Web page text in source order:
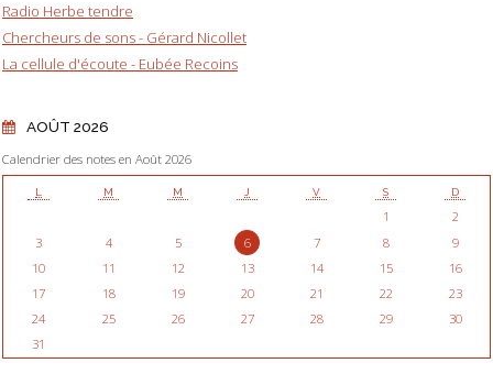
Radio Herbe tendre
Chercheurs de sons - Gérard Nicollet
La cellule d'écoute - Eubée Recoins
AOÛT 2026
Calendrier des notes en Août 2026
L M M J V S D
1
2
3
4 5 6 7 8
9
10
11 12 13 14 15
16
17
18 19 20 21 22
23
24
25 26 27 28 29
30
31